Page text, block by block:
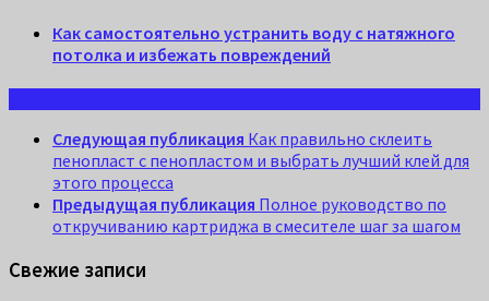
Как самостоятельно устранить воду с натяжного
потолка и избежать повреждений
Следующая публикация Как правильно склеить
пенопласт с пенопластом и выбрать лучший клей для
этого процесса
Предыдущая публикация Полное руководство по
откручиванию картриджа в смесителе шаг за шагом
Свежие записи